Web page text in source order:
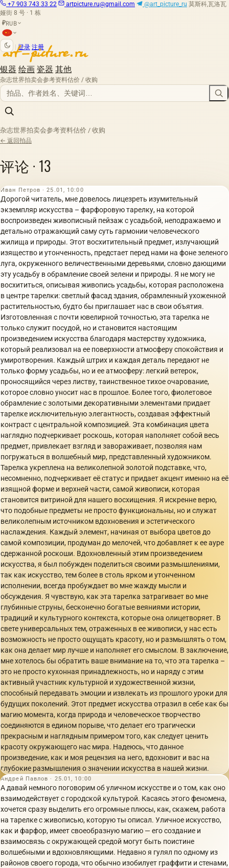
+7 903 743 33 22 artpicture.ru@gmail.com @art_picture_ru 莫斯科,瓦洛瓦
娅街 8 号 · 1 栋
₽RUB
登录 注册
银器 绘画 瓷器 其他
杂志世界拍卖会参考资料估价 / 收购
杂志世界拍卖会参考资料估价 / 收购
← 返回拍品
评论 · 13
Иван Петров · 25.01, 10:00
Дорогой читатель, мне довелось лицезреть изумительный
экземпляр искусства – фарфоровую тарелку, на которой
воспроизведен живописный пейзаж с усадьбой, неподражаемо и
детально отражающий саму суть гармонии человеческого
жилища и природы. Этот восхитительный предмет, излучающий
изящество и утонченность, предстает перед нами на фоне зеленого
луга, окруженного величественными деревьями, словно дающими
эту усадьбу в обрамление своей зелени и природы. Я не могу не
восхититься, описывая живопись усадьбы, которая расположена
в центре тарелки: светлый фасад здания, обрамленный ухоженной
растительностью, будто бы приглашает нас в свои объятия.
Изготовленная с почти ювелирной точностью, эта тарелка не
только служит посудой, но и становится настоящим
произведением искусства благодаря мастерству художника,
который реализовал на ее поверхности атмосферу спокойствия и
умиротворения. Каждый штрих и каждая деталь передают не
только форму усадьбы, но и ее атмосферу: легкий ветерок,
проносящийся через листву, таинственное тихое очарование,
которое словно уносит нас в прошлое. Более того, фиолетовое
обрамление с золотыми декоративными элементами придает
тарелке исключительную элегантность, создавая эффектный
контраст с центральной композицией. Эта комбинация цвета
наглядно подчеркивает роскошь, которая наполняет собой весь
предмет, привлекает взгляд и завораживает, позволяя нам
погружаться в волшебный мир, представленный художником.
Тарелка укреплена на великолепной золотой подставке, что,
несомненно, подчеркивает её статус и придает акцент именно на её
изящной форме и верхней части, самой живописи, которая
становится витриной для нашего восхищения. Я искренне верю,
что подобные предметы не просто функциональны, но и служат
великолепным источником вдохновения и эстетического
наслаждения. Каждый элемент, начиная от выбора цветов до
самой композиции, продуман до мелочей, что добавляет к ее ауре
сдержанной роскоши. Вдохновленный этим произведением
искусства, я был побужден поделиться своими размышлениями,
так как искусство, тем более в столь ярком и утонченном
исполнении, всегда пробуждает во мне жажду мысли и
обсуждения. Я чувствую, как эта тарелка затрагивает во мне
глубинные струны, бесконечно богатые веяниями истории,
традиций и культурного контекста, которые она олицетворяет. В
свете универсальных тем, отраженных в ее живописи, у нас есть
возможность не просто ощущать красоту, но и размышлять о том,
как она делает мир лучше и наполняет его смыслом. В заключение,
мне хотелось бы обратить ваше внимание на то, что эта тарелка –
это не просто кухонная принадлежность, но и наряду с этим
активный участник культурной и художественной жизни,
способный передавать эмоции и извлекать из прошлого уроки для
будущих поколений. Этот предмет искусства отразил в себе как бы
магию момента, когда природа и человеческое творчество
соединяются в едином порыве, что делает его трагически
прекрасным и наглядным примером того, как следует ценить
красоту окружающего нас мира. Надеюсь, что данное
произведение, как и моя рецензия на него, вдохновит и вас на
глубокие размышления о значении искусства в нашей жизни.
Андрей Павлов · 25.01, 10:00
А давай немного поговорим об уличном искусстве и о том, как оно
взаимодействует с городской культурой. Касаясь этого феномена,
хочется сразу выделить его огромные плюсы, как, скажем, работа
на тарелке с живописью, которую ты описал. Уличное искусство,
как и фарфор, имеет своеобразную магию — его создание и
взаимосвязь с окружающей средой могут быть поистине
волшебными и вдохновляющими. Недавно я гулял по одному из
районов своего города, что обычно изобилует граффити и стенами,